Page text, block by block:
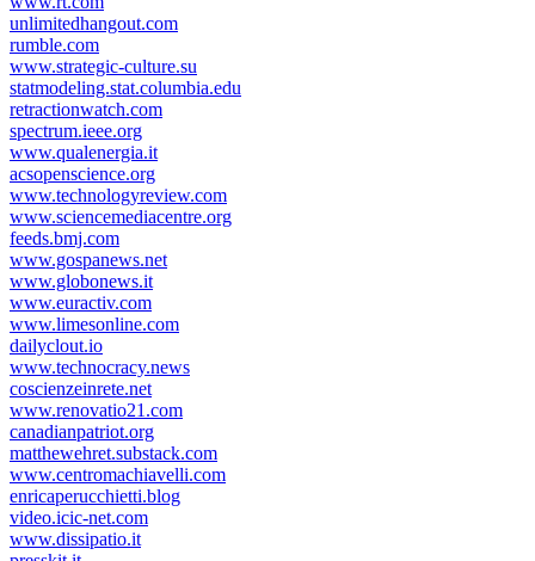
unlimitedhangout.com
rumble.com
www.strategic-culture.su
statmodeling.stat.columbia.edu
retractionwatch.com
spectrum.ieee.org
www.qualenergia.it
acsopenscience.org
www.technologyreview.com
www.sciencemediacentre.org
feeds.bmj.com
www.gospanews.net
www.globonews.it
www.euractiv.com
www.limesonline.com
dailyclout.io
www.technocracy.news
coscienzeinrete.net
www.renovatio21.com
canadianpatriot.org
matthewehret.substack.com
www.centromachiavelli.com
enricaperucchietti.blog
video.icic-net.com
www.dissipatio.it